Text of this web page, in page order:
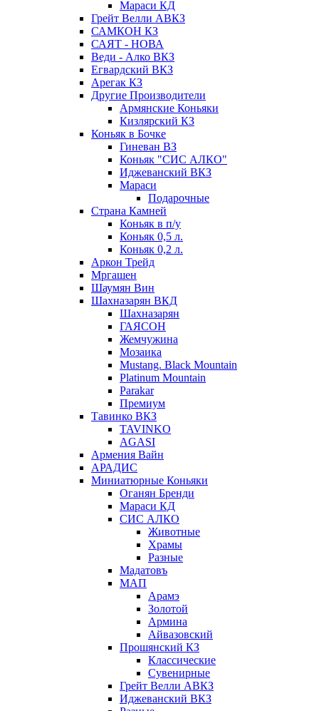
Мараси КД
Грейт Велли АВКЗ
САМКОН КЗ
САЯТ - НОВА
Веди - Алко ВКЗ
Егвардский ВКЗ
Арегак КЗ
Другие Производители
Армянские Коньяки
Кизлярский КЗ
Коньяк в Бочке
Гиневан ВЗ
Коньяк "СИС АЛКО"
Иджеванский ВКЗ
Мараси
Подарочные
Страна Камней
Коньяк в п/у
Коньяк 0,5 л.
Коньяк 0,2 л.
Аркон Трейд
Мргашен
Шаумян Вин
Шахназарян ВКД
Шахназарян
ГАЯСОН
Жемчужина
Мозаика
Mustang. Black Mountain
Platinum Mountain
Parakar
Премиум
Тавинко ВКЗ
TAVINKO
AGASI
Армения Вайн
АРАДИС
Миниатюрные Коньяки
Оганян Бренди
Мараси КД
СИС АЛКО
Животные
Храмы
Разные
Мадатовъ
МАП
Арамэ
Золотой
Армина
Айвазовский
Прошянский КЗ
Классические
Сувенирные
Грейт Велли АВКЗ
Иджеванский ВКЗ